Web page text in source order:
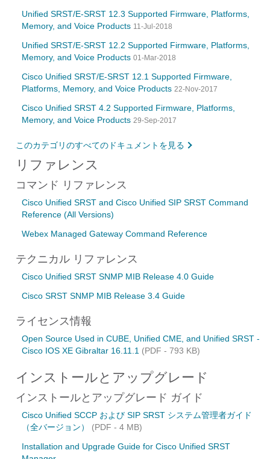
Unified SRST/E-SRST 12.3 Supported Firmware, Platforms,
Memory, and Voice Products 11-Jul-2018
Unified SRST/E-SRST 12.2 Supported Firmware, Platforms,
Memory, and Voice Products 01-Mar-2018
Cisco Unified SRST/E-SRST 12.1 Supported Firmware,
Platforms, Memory, and Voice Products 22-Nov-2017
Cisco Unified SRST 4.2 Supported Firmware, Platforms,
Memory, and Voice Products 29-Sep-2017
このカテゴリのすべてのドキュメントを見る
リファレンス
コマンド リファレンス
Cisco Unified SRST and Cisco Unified SIP SRST Command
Reference (All Versions)
Webex Managed Gateway Command Reference
テクニカル リファレンス
Cisco Unified SRST SNMP MIB Release 4.0 Guide
Cisco SRST SNMP MIB Release 3.4 Guide
ライセンス情報
Open Source Used in CUBE, Unified CME, and Unified SRST -
Cisco IOS XE Gibraltar 16.11.1 (PDF - 793 KB)
インストールとアップグレード
インストールとアップグレード ガイド
Cisco Unified SCCP および SIP SRST システム管理者ガイド
（全バージョン） (PDF - 4 MB)
Installation and Upgrade Guide for Cisco Unified SRST